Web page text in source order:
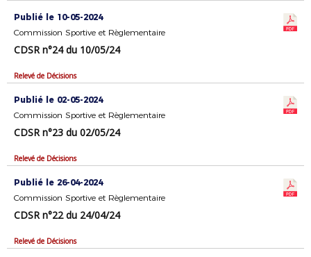
Publié le 10-05-2024
Commission Sportive et Règlementaire
CDSR n°24 du 10/05/24
Relevé de Décisions
Publié le 02-05-2024
Commission Sportive et Règlementaire
CDSR n°23 du 02/05/24
Relevé de Décisions
Publié le 26-04-2024
Commission Sportive et Règlementaire
CDSR n°22 du 24/04/24
Relevé de Décisions